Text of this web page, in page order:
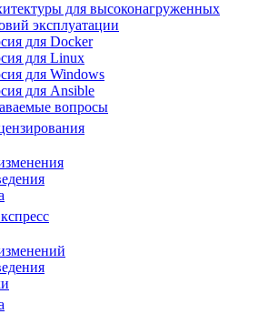
для высоконагруженных
эксплуатации
для Docker
для Linux
для Windows
для Ansible
вопросы